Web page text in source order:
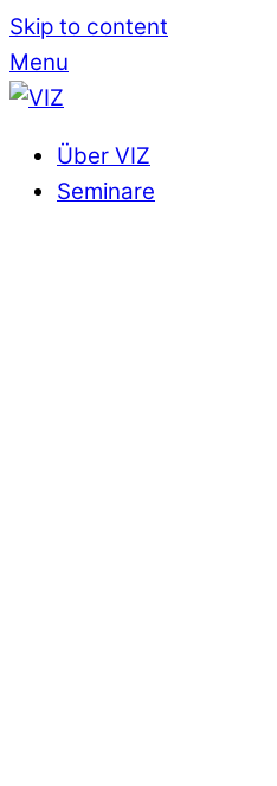
Skip to content
Menu
Über VIZ
Seminare